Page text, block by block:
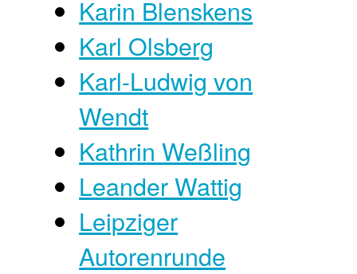
Karin Blenskens
Karl Olsberg
Karl-Ludwig von
Wendt
Kathrin Weßling
Leander Wattig
Leipziger
Autorenrunde